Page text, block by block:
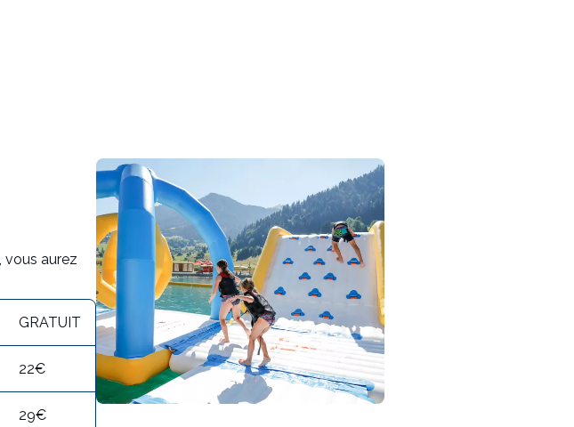
vous aurez
GRATUIT
22€
29€